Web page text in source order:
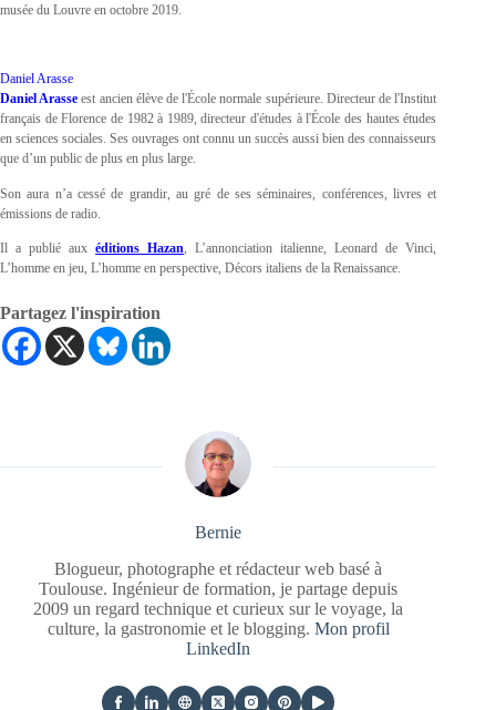
musée du Louvre en octobre 2019.
Daniel Arasse
Daniel Arasse est ancien élève de l'École normale supérieure. Directeur de l'Institut
français de Florence de 1982 à 1989, directeur d'études à l'École des hautes études
en sciences sociales. Ses ouvrages ont connu un succès aussi bien des connaisseurs
que d’un public de plus en plus large.
Son aura n’a cessé de grandir, au gré de ses séminaires, conférences, livres et
émissions de radio.
Il a publié auxéditions Hazan, L’annonciation italienne, Leonard de Vinci,
L’homme en jeu, L’homme en perspective, Décors italiens de la Renaissance.
Partagez l'inspiration
Bernie
Blogueur, photographe et rédacteur web basé à
Toulouse. Ingénieur de formation, je partage depuis
2009 un regard technique et curieux sur le voyage, la
culture, la gastronomie et le blogging. Mon profil
LinkedIn